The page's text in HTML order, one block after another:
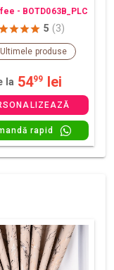
- BOTD063B_PLC
5 (3)
Ultimele produse
la 5499 lei
rapid